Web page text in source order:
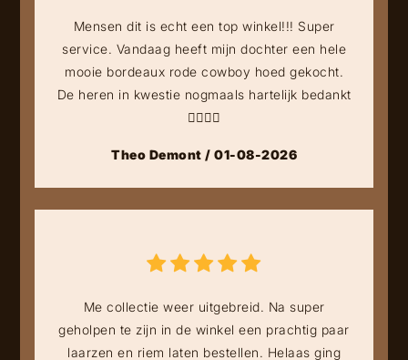
Mensen dit is echt een top winkel!!! Super
service. Vandaag heeft mijn dochter een hele
mooie bordeaux rode cowboy hoed gekocht.
De heren in kwestie nogmaals hartelijk bedankt
👍🏻👍🏻
Theo Demont / 01-08-2026
Me collectie weer uitgebreid. Na super
geholpen te zijn in de winkel een prachtig paar
laarzen en riem laten bestellen. Helaas ging